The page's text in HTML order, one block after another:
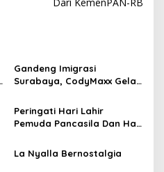
Gandeng Imigrasi
Surabaya, CodyMaxx Gelar
Peringati Hari Lahir
Pemuda Pancasila Dan Hari
Pemuda Pancasila Kota
Surabaya Lakukan Bedah
La Nyalla Bernostalgia